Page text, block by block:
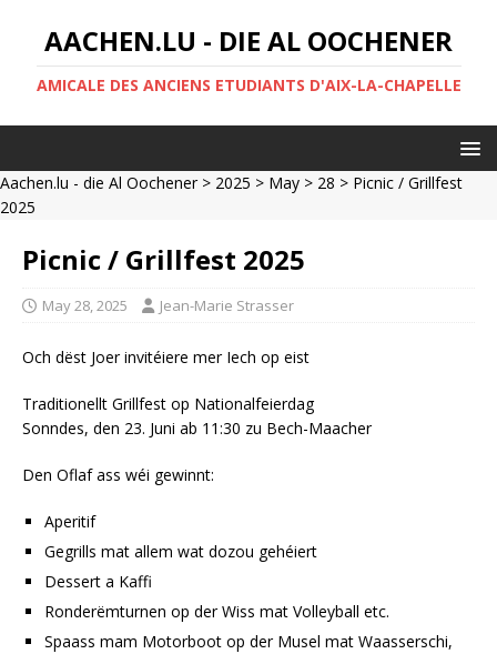
AACHEN.LU - DIE AL OOCHENER
AMICALE DES ANCIENS ETUDIANTS D'AIX-LA-CHAPELLE
Aachen.lu - die Al Oochener> 2025 > May > 28 > Picnic / Grillfest
2025
Picnic / Grillfest 2025
May 28, 2025 Jean-Marie Strasser
Och dëst Joer invitéiere mer Iech op eist
Traditionellt Grillfest op Nationalfeierdag
Sonndes, den 23. Juni ab 11:30 zu Bech-Maacher
Den Oflaf ass wéi gewinnt:
Aperitif
Gegrills mat allem wat dozou gehéiert
Dessert a Kaffi
Ronderëmturnen op der Wiss mat Volleyball etc.
Spaass mam Motorboot op der Musel mat Waasserschi,